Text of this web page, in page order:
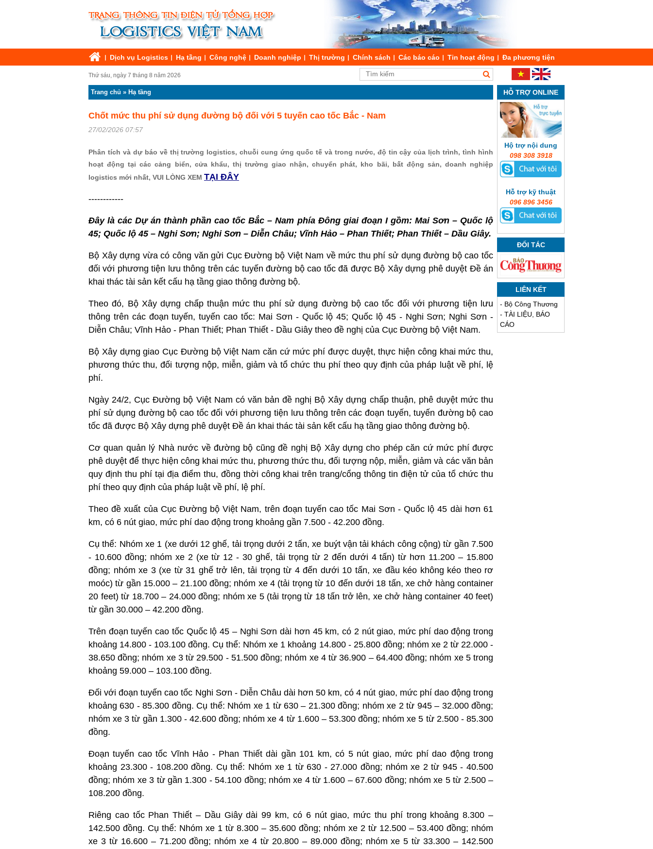
Dịch vụ Logistics Hạ tầng Công nghệ Doanh nghiệp Thị trường Chính sách Các báo cáo Tin hoạt động Đa phương tiện
Thứ sáu, ngày 7 tháng 8 năm 2026
Trang chủ » Hạ tầng
Chốt mức thu phí sử dụng đường bộ đối với 5 tuyến cao tốc Bắc - Nam
27/02/2026 07:57
Phân tích và dự báo về thị trường logistics, chuỗi cung ứng quốc tế và trong nước, độ tin cậy của lịch trình, tình hình
hoạt động tại các cảng biển, cửa khẩu, thị trường giao nhận, chuyển phát, kho bãi, bất động sản, doanh nghiệp
logistics mới nhất, VUI LÒNG XEM TẠI ĐÂY
------------
Đây là các Dự án thành phần cao tốc Bắc – Nam phía Đông giai đoạn I gồm: Mai Sơn – Quốc lộ
45; Quốc lộ 45 – Nghi Sơn; Nghi Sơn – Diễn Châu; Vĩnh Hảo – Phan Thiết; Phan Thiết – Dầu Giây.
Bộ Xây dựng vừa có công văn gửi Cục Đường bộ Việt Nam về mức thu phí sử dụng đường bộ cao tốc
đối với phương tiện lưu thông trên các tuyến đường bộ cao tốc đã được Bộ Xây dựng phê duyệt Đề án
khai thác tài sản kết cấu hạ tầng giao thông đường bộ.
Theo đó, Bộ Xây dựng chấp thuận mức thu phí sử dụng đường bộ cao tốc đối với phương tiện lưu
thông trên các đoạn tuyến, tuyến cao tốc: Mai Sơn - Quốc lộ 45; Quốc lộ 45 - Nghi Sơn; Nghi Sơn -
Diễn Châu; Vĩnh Hảo - Phan Thiết; Phan Thiết - Dầu Giây theo đề nghị của Cục Đường bộ Việt Nam.
Bộ Xây dựng giao Cục Đường bộ Việt Nam căn cứ mức phí được duyệt, thực hiện công khai mức thu,
phương thức thu, đối tượng nộp, miễn, giảm và tổ chức thu phí theo quy định của pháp luật về phí, lệ
phí.
Ngày 24/2, Cục Đường bộ Việt Nam có văn bản đề nghị Bộ Xây dựng chấp thuận, phê duyệt mức thu
phí sử dụng đường bộ cao tốc đối với phương tiện lưu thông trên các đoạn tuyến, tuyến đường bộ cao
tốc đã được Bộ Xây dựng phê duyệt Đề án khai thác tài sản kết cấu hạ tầng giao thông đường bộ.
Cơ quan quản lý Nhà nước về đường bộ cũng đề nghị Bộ Xây dựng cho phép căn cứ mức phí được
phê duyệt để thực hiện công khai mức thu, phương thức thu, đối tượng nộp, miễn, giảm và các văn bản
quy định thu phí tại địa điểm thu, đồng thời công khai trên trang/cổng thông tin điện tử của tổ chức thu
phí theo quy định của pháp luật về phí, lệ phí.
Theo đề xuất của Cục Đường bộ Việt Nam, trên đoạn tuyến cao tốc Mai Sơn - Quốc lộ 45 dài hơn 61
km, có 6 nút giao, mức phí dao động trong khoảng gần 7.500 - 42.200 đồng.
Cụ thể: Nhóm xe 1 (xe dưới 12 ghế, tải trọng dưới 2 tấn, xe buýt vận tải khách công cộng) từ gần 7.500
- 10.600 đồng; nhóm xe 2 (xe từ 12 - 30 ghế, tải trọng từ 2 đến dưới 4 tấn) từ hơn 11.200 – 15.800
đồng; nhóm xe 3 (xe từ 31 ghế trở lên, tải trọng từ 4 đến dưới 10 tấn, xe đầu kéo không kéo theo rơ
moóc) từ gần 15.000 – 21.100 đồng; nhóm xe 4 (tải trọng từ 10 đến dưới 18 tấn, xe chở hàng container
20 feet) từ 18.700 – 24.000 đồng; nhóm xe 5 (tải trọng từ 18 tấn trở lên, xe chở hàng container 40 feet)
từ gần 30.000 – 42.200 đồng.
Trên đoạn tuyến cao tốc Quốc lộ 45 – Nghi Sơn dài hơn 45 km, có 2 nút giao, mức phí dao động trong
khoảng 14.800 - 103.100 đồng. Cụ thể: Nhóm xe 1 khoảng 14.800 - 25.800 đồng; nhóm xe 2 từ 22.000 -
38.650 đồng; nhóm xe 3 từ 29.500 - 51.500 đồng; nhóm xe 4 từ 36.900 – 64.400 đồng; nhóm xe 5 trong
khoảng 59.000 – 103.100 đồng.
Đối với đoạn tuyến cao tốc Nghi Sơn - Diễn Châu dài hơn 50 km, có 4 nút giao, mức phí dao động trong
khoảng 630 - 85.300 đồng. Cụ thể: Nhóm xe 1 từ 630 – 21.300 đồng; nhóm xe 2 từ 945 – 32.000 đồng;
nhóm xe 3 từ gần 1.300 - 42.600 đồng; nhóm xe 4 từ 1.600 – 53.300 đồng; nhóm xe 5 từ 2.500 - 85.300
đồng.
Đoạn tuyến cao tốc Vĩnh Hảo - Phan Thiết dài gần 101 km, có 5 nút giao, mức phí dao động trong
khoảng 23.300 - 108.200 đồng. Cụ thể: Nhóm xe 1 từ 630 - 27.000 đồng; nhóm xe 2 từ 945 - 40.500
đồng; nhóm xe 3 từ gần 1.300 - 54.100 đồng; nhóm xe 4 từ 1.600 – 67.600 đồng; nhóm xe 5 từ 2.500 –
108.200 đồng.
Riêng cao tốc Phan Thiết – Dầu Giây dài 99 km, có 6 nút giao, mức thu phí trong khoảng 8.300 –
142.500 đồng. Cụ thể: Nhóm xe 1 từ 8.300 – 35.600 đồng; nhóm xe 2 từ 12.500 – 53.400 đồng; nhóm
xe 3 từ 16.600 – 71.200 đồng; nhóm xe 4 từ 20.800 – 89.000 đồng; nhóm xe 5 từ 33.300 – 142.500
HỖ TRỢ ONLINE
Hộ trợ nội dung
098 308 3918
Hỗ trợ kỹ thuật
096 896 3456
ĐỐI TÁC
LIÊN KẾT
- Bộ Công Thương
- TÀI LIỆU, BÁO
CÁO